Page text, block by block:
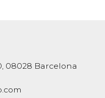
08028 Barcelona